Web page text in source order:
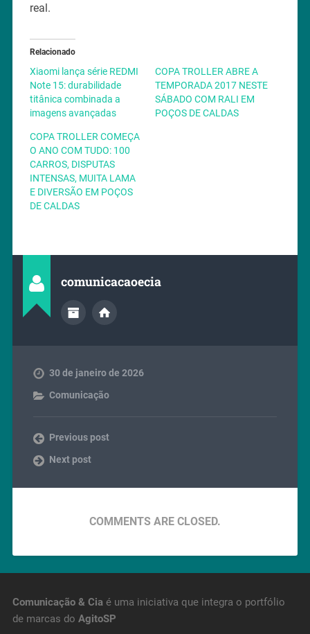
real.
Relacionado
Xiaomi lança série REDMI
Note 15: durabilidade
titânica combinada a
imagens avançadas
COPA TROLLER ABRE A
TEMPORADA 2017 NESTE
SÁBADO COM RALI EM
POÇOS DE CALDAS
COPA TROLLER COMEÇA
O ANO COM TUDO: 100
CARROS, DISPUTAS
INTENSAS, MUITA LAMA
E DIVERSÃO EM POÇOS
DE CALDAS
comunicacaoecia
30 de janeiro de 2026
Comunicação
Previous post
Next post
COMMENTS ARE CLOSED.
Comunicação & Ciaé uma iniciativa que integra o portfólio
de marcas do AgitoSP